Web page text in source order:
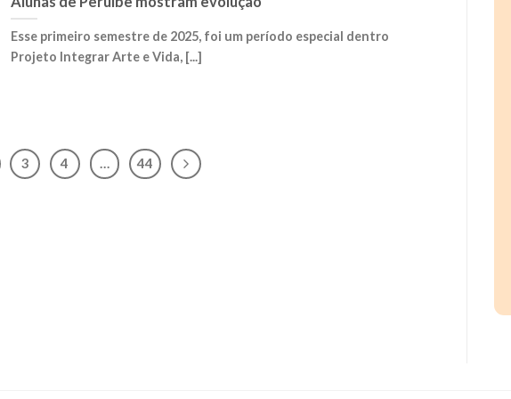
Esse primeiro semestre de 2025, foi um período especial dentro
Projeto Integrar Arte e Vida, [...]
3 4 … 44